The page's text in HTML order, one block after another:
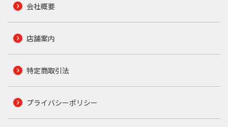
会社概要
店舗案内
特定商取引法
プライバシーポリシー